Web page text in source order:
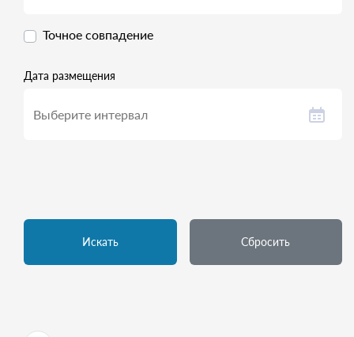
Точное совпадение
Дата размещения
Искать Сбросить